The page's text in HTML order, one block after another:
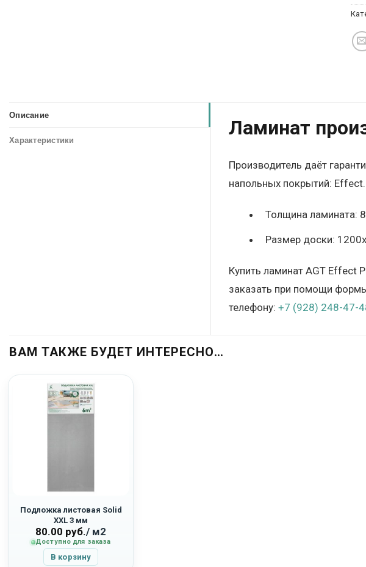
Описание
Характеристики
Ламинат
Производитель даёт
напольных покрытий: Effect.
Толщина ламината:
Размер доски:
Купить ламинат AGT Effect
заказать при помощи
телефону: +7 (928) 248-47-
ВАМ ТАКЖЕ БУДЕТ ИНТЕРЕСНО…
Подложка листовая Solid
XXL 3 мм
80.00 руб./ м2
Доступно для заказа
В корзину